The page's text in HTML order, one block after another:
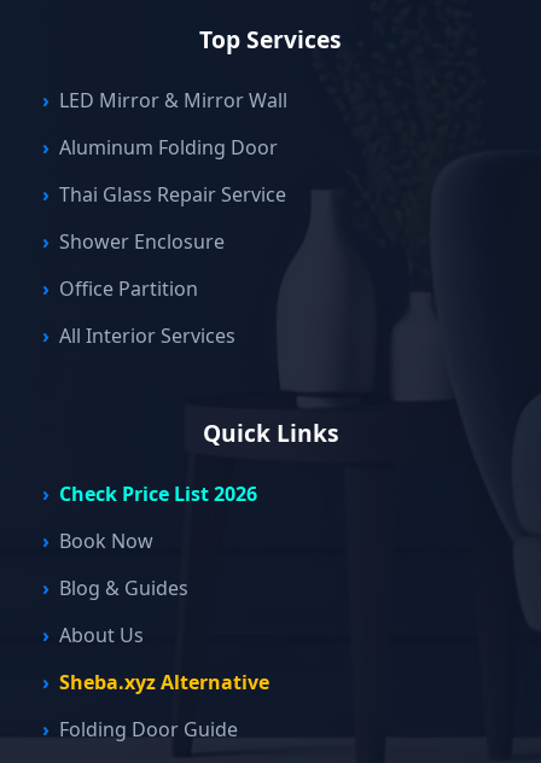
Top Services
LED Mirror & Mirror Wall
Aluminum Folding Door
Thai Glass Repair Service
Shower Enclosure
Office Partition
All Interior Services
Quick Links
Check Price List 2026
Book Now
Blog & Guides
About Us
Sheba.xyz Alternative
Folding Door Guide